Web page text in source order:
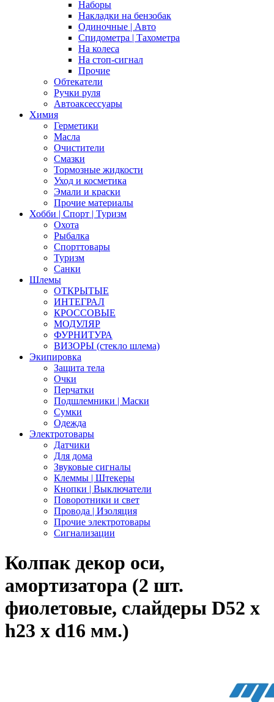
Наборы
Накладки на бензобак
Одиночные | Авто
Спидометра | Тахометра
На колеса
На стоп-сигнал
Прочие
Обтекатели
Ручки руля
Автоаксессуары
Химия
Герметики
Масла
Очистители
Смазки
Тормозные жидкости
Уход и косметика
Эмали и краски
Прочие материалы
Хобби | Cпорт | Туризм
Охота
Рыбалка
Спорттовары
Туризм
Санки
Шлемы
ОТКРЫТЫЕ
ИНТЕГРАЛ
КРОССОВЫЕ
МОДУЛЯР
ФУРНИТУРА
ВИЗОРЫ (стекло шлема)
Экипировка
Защита тела
Очки
Перчатки
Подшлемники | Маски
Сумки
Одежда
Электротовары
Датчики
Для дома
Звуковые сигналы
Клеммы | Штекеры
Кнопки | Выключатели
Поворотники и свет
Провода | Изоляция
Прочие электротовары
Сигнализации
Колпак декор оси,
амортизатора (2 шт.
фиолетовые, слайдеры D52 x
h23 x d16 мм.)